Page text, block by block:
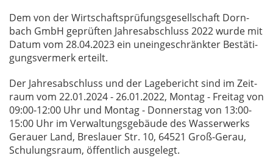
Dem von der Wirt­schafts­prü­fungs­ge­sell­schaft Dorn­
bach GmbH ge­prüf­ten Jah­res­ab­schluss 2022 wur­de mit
Da­tum vom 28.04.2023 ein un­ein­ge­schränk­ter Be­stä­ti­
gungs­ver­merk er­teilt.
Der Jah­res­ab­schluss und der La­ge­be­richt sind im Zeit­
raum vom 22.01.2024 - 26.01.2022, Mon­tag - Frei­tag von
09:00-12:00 Uhr und Mon­tag - Don­ners­tag von 13:00-
15:00 Uhr im Ver­wal­tungs­ge­bäu­de des Was­ser­werks
Ge­r­au­er Land, Bres­lau­er Str. 10, 64521 Groß-Gerau,
Schu­lungs­raum, öf­fent­lich aus­ge­legt.